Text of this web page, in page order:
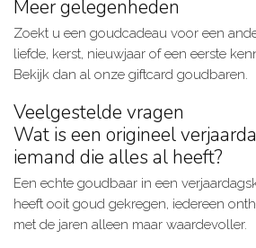
Meer gelegenheden
Zoekt u een goudcadeau voor een
liefde, kerst, nieuwjaar of een eerste
Bekijk dan al onze giftcard goudbaren.
Veelgestelde vragen
Wat is een origineel
iemand die alles al heeft?
Een echte goudbaar in een
heeft ooit goud gekregen, iedereen
met de jaren alleen maar waardevoller.